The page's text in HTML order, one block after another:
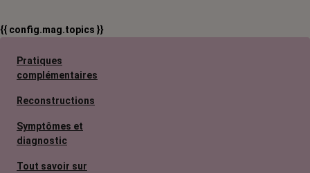
{{ config.mag.topics }}
Pratiques
complémentaires
Reconstructions
Symptômes et
diagnostic
Tout savoir sur